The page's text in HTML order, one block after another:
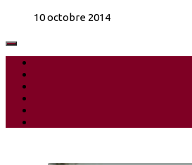
10 octobre 2014